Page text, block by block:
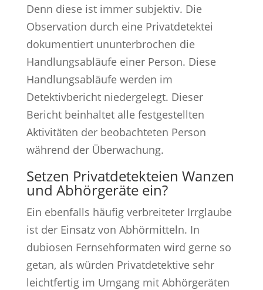
Denn diese ist immer subjektiv. Die
Observation durch eine Privatdetektei
dokumentiert ununterbrochen die
Handlungsabläufe einer Person. Diese
Handlungsabläufe werden im
Detektivbericht niedergelegt. Dieser
Bericht beinhaltet alle festgestellten
Aktivitäten der beobachteten Person
während der Überwachung.
Setzen Privatdetekteien Wanzen
und Abhörgeräte ein?
Ein ebenfalls häufig verbreiteter Irrglaube
ist der Einsatz von Abhörmitteln. In
dubiosen Fernsehformaten wird gerne so
getan, als würden Privatdetektive sehr
leichtfertig im Umgang mit Abhörgeräten